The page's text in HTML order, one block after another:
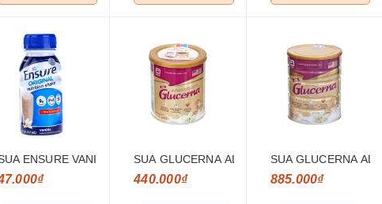
ENSURE VANI 237MLSUA GLUCERNA ALBBOTT DANH CHO
440.000₫
SUA GLUCERNA
885.000₫